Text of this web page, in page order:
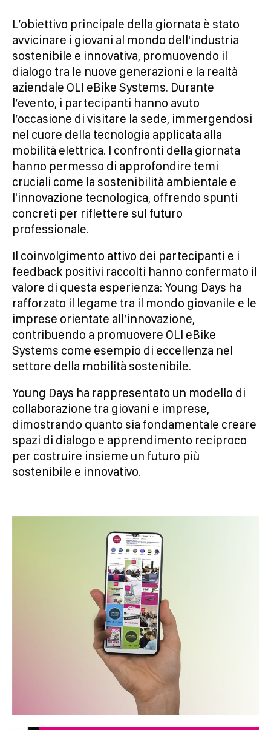
L’obiettivo principale della giornata è stato
avvicinare i giovani al mondo dell'industria
sostenibile e innovativa, promuovendo il
dialogo tra le nuove generazioni e la realtà
aziendale OLI eBike Systems. Durante
l’evento, i partecipanti hanno avuto
l’occasione di visitare la sede, immergendosi
nel cuore della tecnologia applicata alla
mobilità elettrica. I confronti della giornata
hanno permesso di approfondire temi
cruciali come la sostenibilità ambientale e
l'innovazione tecnologica, offrendo spunti
concreti per riflettere sul futuro
professionale.
Il coinvolgimento attivo dei partecipanti e i
feedback positivi raccolti hanno confermato il
valore di questa esperienza: Young Days ha
rafforzato il legame tra il mondo giovanile e le
imprese orientate all’innovazione,
contribuendo a promuovere OLI eBike
Systems come esempio di eccellenza nel
settore della mobilità sostenibile.
Young Days ha rappresentato un modello di
collaborazione tra giovani e imprese,
dimostrando quanto sia fondamentale creare
spazi di dialogo e apprendimento reciproco
per costruire insieme un futuro più
sostenibile e innovativo.